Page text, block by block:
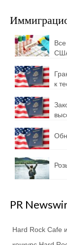
к
PR
Hard Rock Cafe